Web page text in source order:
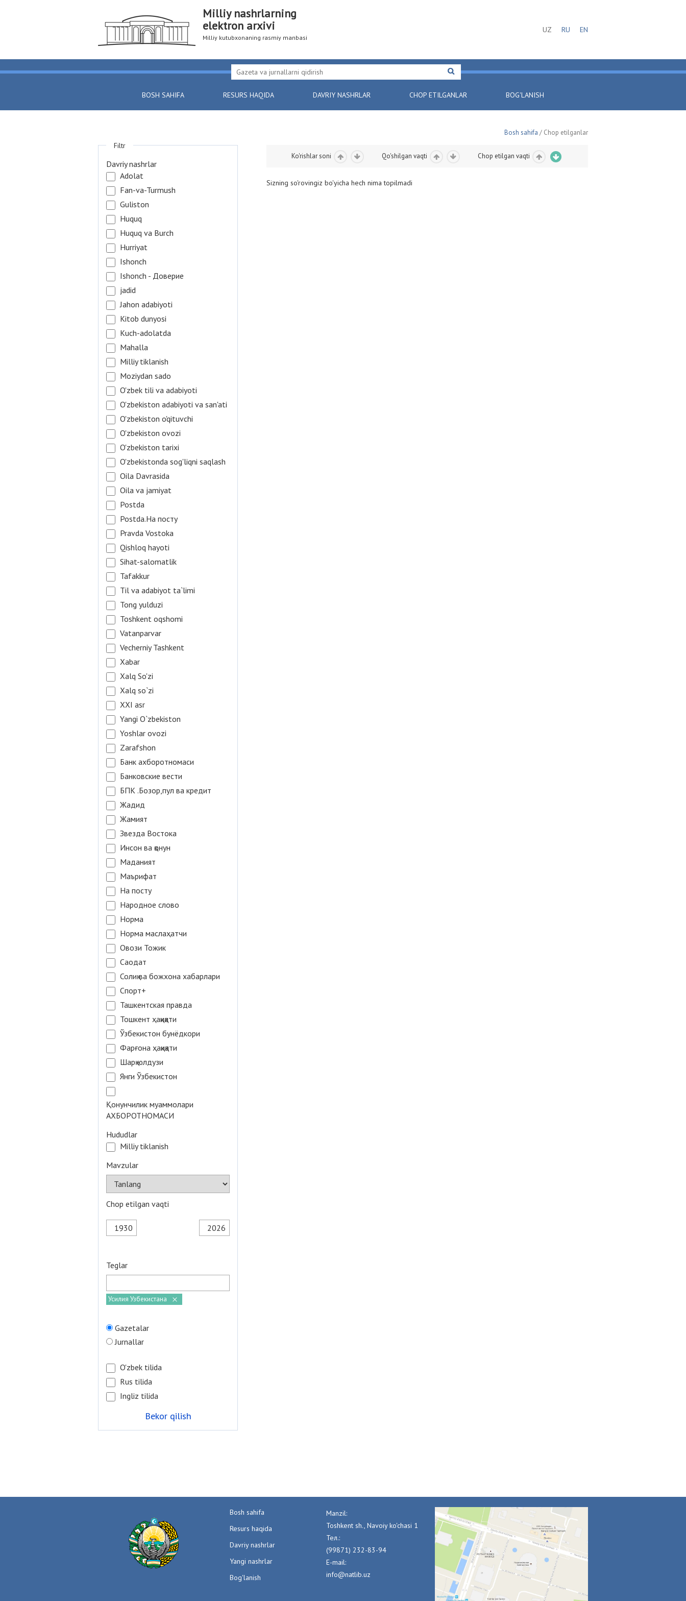
Milliy nashrlarning
elektron arxivi
Milliy kutubxonaning rasmiy manbasi
UZ RU EN
BOSH SAHIFA RESURS HAQIDA DAVRIY NASHRLAR CHOP ETILGANLAR BOG'LANISH
Bosh sahifa / Chop etilganlar
Ko'rishlar soni Qo'shilgan vaqti Chop etilgan vaqti
Sizning so'rovingiz bo'yicha hech nima topilmadi
Filtr
Davriy nashrlar
Adolat
Fan-va-Turmush
Guliston
Huquq
Huquq va Burch
Hurriyat
Ishonch
Ishonch - Доверие
jadid
Jahon adabiyoti
Kitob dunyosi
Kuch-adolatda
Mahalla
Milliy tiklanish
Moziydan sado
O'zbek tili va adabiyoti
O'zbekiston adabiyoti va san'ati
O'zbekiston o'qituvchi
O'zbekiston ovozi
O'zbekiston tarixi
O'zbekistonda sog'liqni saqlash
Oila Davrasida
Oila va jamiyat
Postda
Postda.На посту
Pravda Vostoka
Qishloq hayoti
Sihat-salomatlik
Tafakkur
Til va adabiyot ta`limi
Tong yulduzi
Toshkent oqshomi
Vatanparvar
Vecherniy Tashkent
Xabar
Xalq So'zi
Xalq so`zi
XXI asr
Yangi O`zbekiston
Yoshlar ovozi
Zarafshon
Банк ахборотномаси
Банковские вести
БПК .Бозор,пул ва кредит
Жадид
Жамият
Звезда Востока
Инсон ва қонун
Маданият
Маърифат
На посту
Народное слово
Норма
Норма маслаҳатчи
Овози Тожик
Саодат
Солиқ ва божхона хабарлари
Спорт+
Ташкентская правда
Тошкент ҳақиқати
Ўзбекистон бунёдкори
Фарғона ҳақиқати
Шарқ юлдузи
Янги Ўзбекистон
Қонунчилик муаммолари
АХБОРОТНОМАСИ
Hududlar
Milliy tiklanish
Mavzular
Chop etilgan vaqti
Teglar
Усилия Узбекистана
Gazetalar
Jurnallar
O'zbek tilida
Rus tilida
Ingliz tilida
Bekor qilish
Bosh sahifa
Resurs haqida
Davriy nashrlar
Yangi nashrlar
Bog'lanish
Manzil:
Toshkent sh., Navoiy ko'chasi 1
Тел.:
(99871) 232-83-94
E-mail:
info@natlib.uz